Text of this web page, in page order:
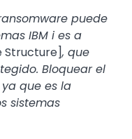
puede
IBM i es a
Structure], que
Bloquear el
que es la
sistemas